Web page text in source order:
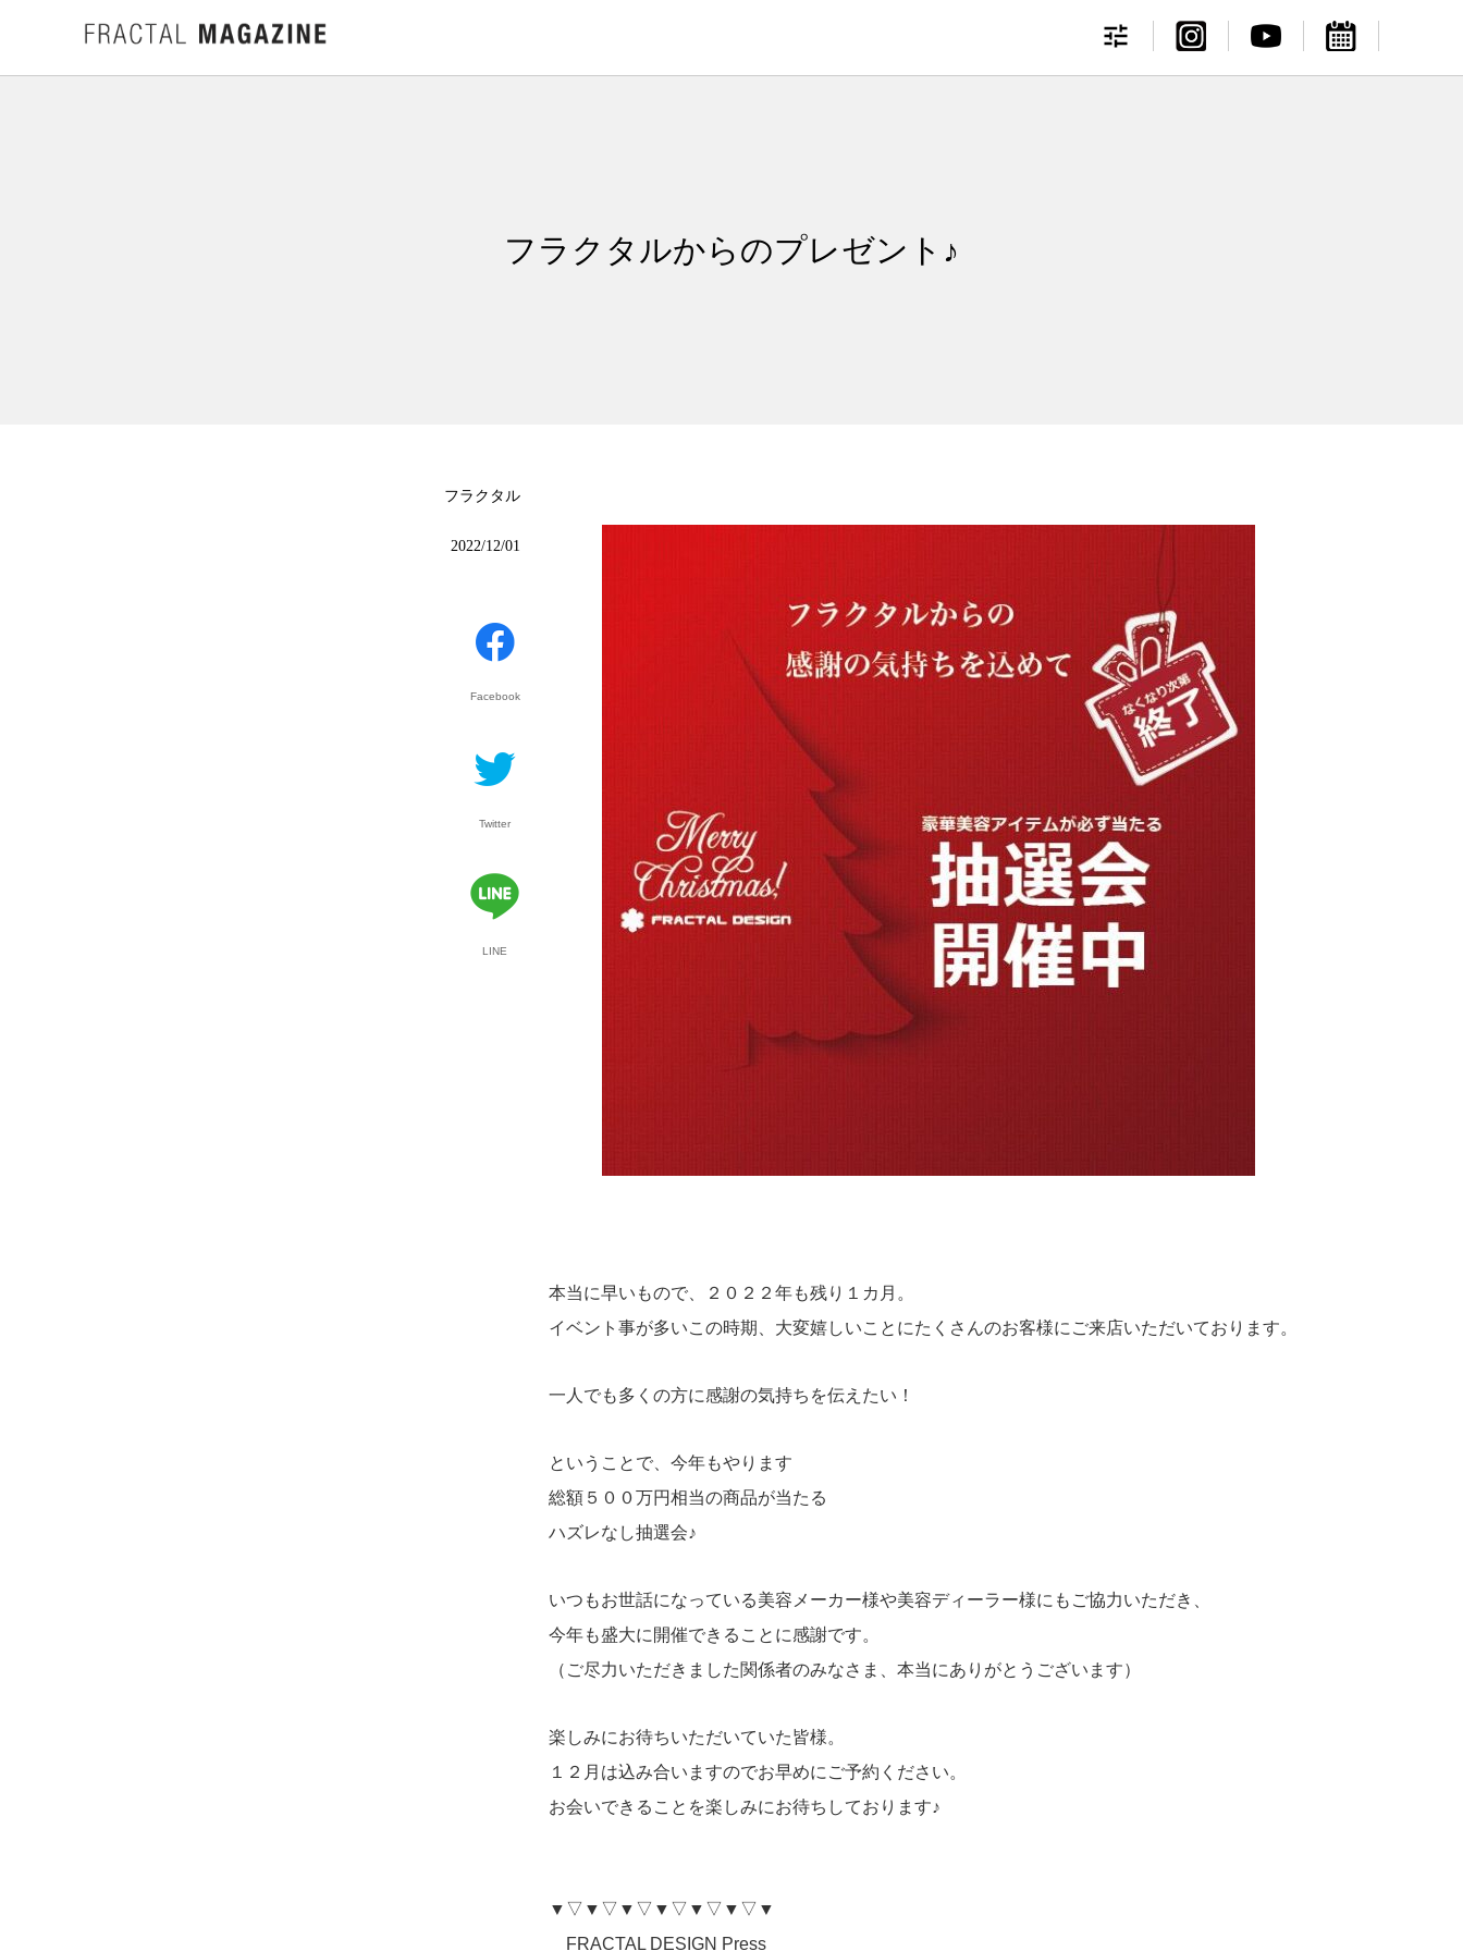
フラクタルからのプレゼント♪
フラクタル
2022/12/01
Facebook
Twitter
LINE
本当に早いもので、２０２２年も残り１カ月。
イベント事が多いこの時期、大変嬉しいことにたくさんのお客様にご来店いただいております。
一人でも多くの方に感謝の気持ちを伝えたい！
ということで、今年もやります
総額５００万円相当の商品が当たる
ハズレなし抽選会♪
いつもお世話になっている美容メーカー様や美容ディーラー様にもご協力いただき、
今年も盛大に開催できることに感謝です。
（ご尽力いただきました関係者のみなさま、本当にありがとうございます）
楽しみにお待ちいただいていた皆様。
１２月は込み合いますのでお早めにご予約ください。
お会いできることを楽しみにお待ちしております♪
▼▽▼▽▼▽▼▽▼▽▼▽▼
FRACTAL DESIGN Press